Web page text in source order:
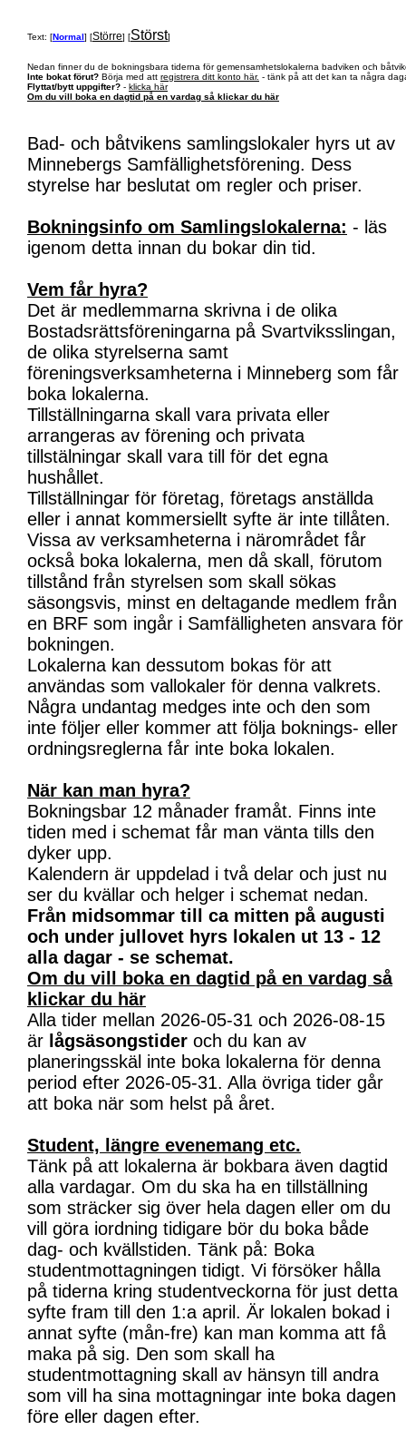
Text: [Normal] [Större] [Störst]
Nedan finner du de bokningsbara tiderna för gemensamhetslokalerna badviken och
Inte bokat förut? Börja med att registrera ditt konto här. - tänk på att det kan ta några
Flyttat/bytt uppgifter? - klicka här
Om du vill boka en dagtid på en vardag så klickar du här
Bad- och båtvikens samlingslokaler hyrs ut av
Minnebergs Samfällighetsförening. Dess
styrelse har beslutat om regler och priser.
Bokningsinfo om Samlingslokalerna: - läs
igenom detta innan du bokar din tid.
Vem får hyra?
Det är medlemmarna skrivna i de olika
Bostadsrättsföreningarna på Svartviksslingan,
de olika styrelserna samt
föreningsverksamheterna i Minneberg som får
boka lokalerna.
Tillställningarna skall vara privata eller
arrangeras av förening och privata
tillstälningar skall vara till för det egna
hushållet.
Tillställningar för företag, företags anställda
eller i annat kommersiellt syfte är inte tillåten.
Vissa av verksamheterna i närområdet får
också boka lokalerna, men då skall, förutom
tillstånd från styrelsen som skall sökas
säsongsvis, minst en deltagande medlem från
en BRF som ingår i Samfälligheten ansvara för
bokningen.
Lokalerna kan dessutom bokas för att
användas som vallokaler för denna valkrets.
Några undantag medges inte och den som
inte följer eller kommer att följa boknings- eller
ordningsreglerna får inte boka lokalen.
När kan man hyra?
Bokningsbar 12 månader framåt. Finns inte
tiden med i schemat får man vänta tills den
dyker upp.
Kalendern är uppdelad i två delar och just nu
ser du kvällar och helger i schemat nedan.
Från midsommar till ca mitten på augusti
och under jullovet hyrs lokalen ut 13 - 12
alla dagar - se schemat.
Om du vill boka en dagtid på en vardag så
klickar du här
Alla tider mellan 2026-05-31 och 2026-08-15
är lågsäsongstider och du kan av
planeringsskäl inte boka lokalerna för denna
period efter 2026-05-31. Alla övriga tider går
att boka när som helst på året.
Student, längre evenemang etc.
Tänk på att lokalerna är bokbara även dagtid
alla vardagar. Om du ska ha en tillställning
som sträcker sig över hela dagen eller om du
vill göra iordning tidigare bör du boka både
dag- och kvällstiden. Tänk på: Boka
studentmottagningen tidigt. Vi försöker hålla
på tiderna kring studentveckorna för just detta
syfte fram till den 1:a april. Är lokalen bokad i
annat syfte (mån-fre) kan man komma att få
maka på sig. Den som skall ha
studentmottagning skall av hänsyn till andra
som vill ha sina mottagningar inte boka dagen
före eller dagen efter.